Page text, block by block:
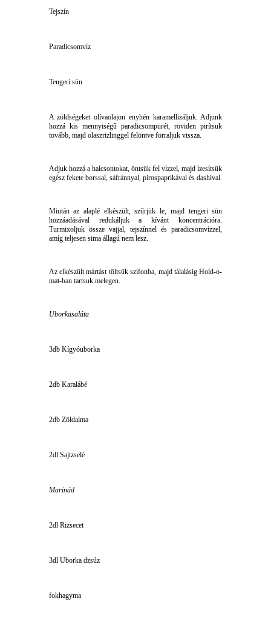
Tejszín
Paradicsomvíz
Tengeri sün
A zöldségeket olívaolajon enyhén karamellizáljuk. Adjunk
hozzá kis mennyiségű paradicsompürét, röviden pirítsuk
tovább, majd olaszrizlinggel felöntve forraljuk vissza.
Adjuk hozzá a halcsontokat, öntsük fel vízzel, majd ízesítsük
egész fekete borssal, sáfránnyal, pirospaprikával és dashival.
Miután az alaplé elkészült, szűrjük le, majd tengeri sün
hozzáadásával redukáljuk a kívánt koncentrációra.
Turmixoljuk össze vajjal, tejszínnel és paradicsomvízzel,
amíg teljesen sima állagú nem lesz.
Az elkészült mártást töltsük szifonba, majd tálalásig Hold-o-
mat-ban tartsuk melegen.
Uborkasaláta
3db Kígyóuborka
2db Karalábé
2db Zöldalma
2dl Sajtzselé
Marinád
2dl Rizsecet
3dl Uborka dzsúz
fokhagyma